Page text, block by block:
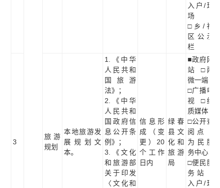
入户/现
场
□乡/社
区公示
栏
3
旅游
规划
本地旅游发
展规划文
本。
1.《中华
人民共和
国旅游
法》；
2.《中华
人民共和
国政府信
息公开条
例》；
3.《文化
和旅游部
关于印发
〈文化和
信息形
成（变
更）20
个工作
日内
绿春
县文
化和
旅游
局
■政府网
站 □两
微一端
□广播电
视 □纸
质媒体
□公开查
阅点 □
为民服
务中心
□便民服
务站 □
入户/现